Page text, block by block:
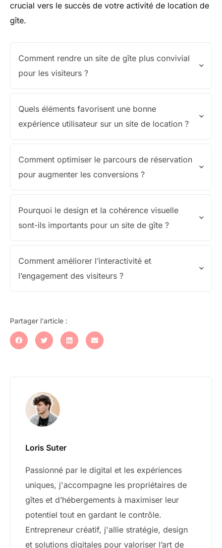
crucial vers le succès de votre activité de location de
gîte.
Comment rendre un site de gîte plus convivial
pour les visiteurs ?
Quels éléments favorisent une bonne
expérience utilisateur sur un site de location ?
Comment optimiser le parcours de réservation
pour augmenter les conversions ?
Pourquoi le design et la cohérence visuelle
sont-ils importants pour un site de gîte ?
Comment améliorer l’interactivité et
l’engagement des visiteurs ?
Partager l'article :
Loris Suter
Passionné par le digital et les expériences
uniques, j'accompagne les propriétaires de
gîtes et d’hébergements à maximiser leur
potentiel tout en gardant le contrôle.
Entrepreneur créatif, j'allie stratégie, design
et solutions digitales pour valoriser l’art de